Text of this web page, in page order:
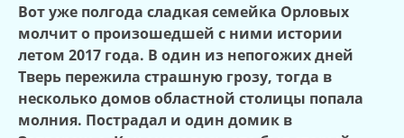
Вот уже полгода сладкая семейка Орловых
молчит о произошедшей с ними истории
летом 2017 года. В один из непогожих дней
Тверь пережила страшную грозу, тогда в
несколько домов областной столицы попала
молния. Пострадал и один домик в